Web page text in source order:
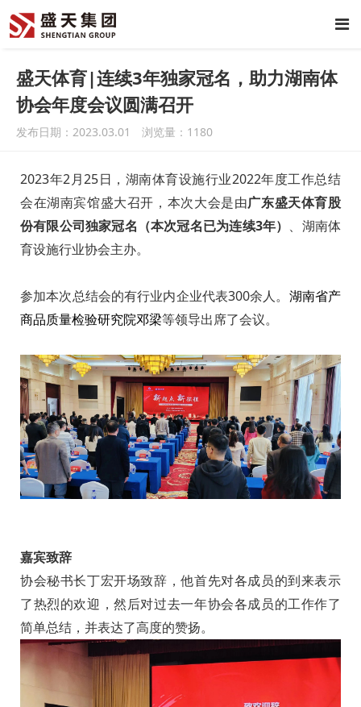
盛天体育|连续3年独家冠名，助力湖南体
协会年度会议圆满召开
发布日期：2023.03.01 浏览量： 1180
2023年2月25日，湖南体育设施行业2022年度工作总结
会在湖南宾馆盛大召开，本次大会是由广东盛天体育股
份有限公司独家冠名（本次冠名已为连续3年） 、湖南体
育设施行业协会主办。
参加本次总结会的有行业内企业代表300余人。 湖南省产
商品质量检验研究院邓梁等领导出席了会议。
嘉宾致辞
协会秘书长丁宏开场致辞，他首先对各成员的到来表示
了热烈的欢迎，然后对过去一年协会各成员的工作作了
简单总结，并表达了高度的赞扬。